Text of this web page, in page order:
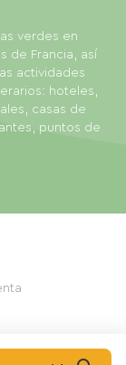
verdes en
de Francia, así
actividades
hoteles,
casas de
puntos de